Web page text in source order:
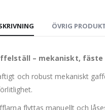
ÖVRIG
– mekaniskt, fäste
och robust mekaniskt
flyttas manuellt och